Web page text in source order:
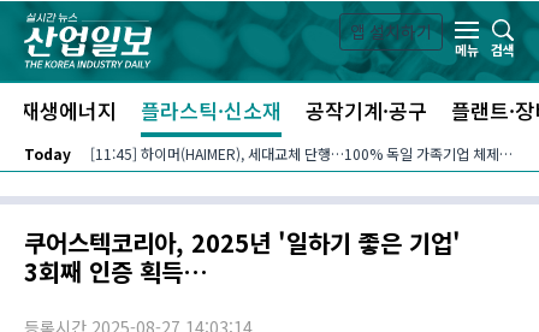
본문 바로가기
앱 설치하기
메뉴
검색
신재생에너지 플라스틱·신소재 공작기계·공구 플랜트·
Today [11:45] 하이머(HAIMER), 세대교체 단행…100% 독일 가족기업 체제 유지 발표
쿠어스텍코리아, 2025년 '일하기 좋은 기업'
3회째 인증 획득…